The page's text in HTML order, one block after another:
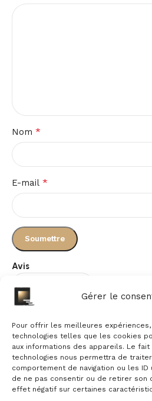
Gérer le
Pour offrir les meilleures
technologies telles que les cookies
aux informations des appareils. Le
technologies nous permettra de
comportement de navigation ou les
de ne pas consentir ou de retirer son
effet négatif sur certaines
Avis
Nom *
E-mail *